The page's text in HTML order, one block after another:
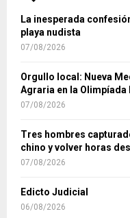
La inesperada
playa nudista
07/08/2026
Orgullo local: Nueva
Agraria en la Olimpíada
07/08/2026
Tres hombres
chino y volver horas
07/08/2026
Edicto Judicial
06/08/2026